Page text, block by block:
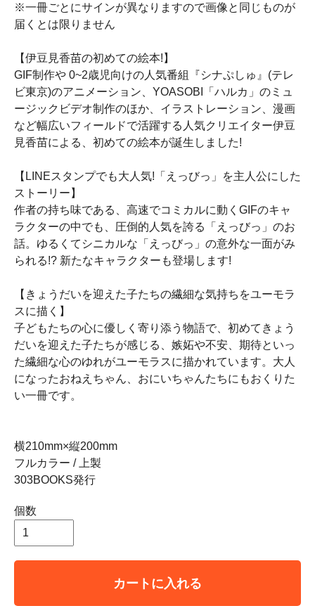
※一冊ごとにサインが異なりますので画像と同じものが
届くとは限りません
【伊豆見香苗の初めての絵本!】
GIF制作や 0~2歳児向けの人気番組『シナぷしゅ』(テレ
ビ東京)のアニメーション、YOASOBI「ハルカ」のミュ
ージックビデオ制作のほか、イラストレーション、漫画
など幅広いフィールドで活躍する人気クリエイター伊豆
見香苗による、初めての絵本が誕生しました!
【LINEスタンプでも大人気!「えっびっ」を主人公にした
ストーリー】
作者の持ち味である、高速でコミカルに動くGIFのキャ
ラクターの中でも、圧倒的人気を誇る「えっびっ」のお
話。ゆるくてシニカルな「えっびっ」の意外な一面がみ
られる!? 新たなキャラクターも登場します!
【きょうだいを迎えた子たちの繊細な気持ちをユーモラ
スに描く】
子どもたちの心に優しく寄り添う物語で、初めてきょう
だいを迎えた子たちが感じる、嫉妬や不安、期待といっ
た繊細な心のゆれがユーモラスに描かれています。大人
になったおねえちゃん、おにいちゃんたちにもおくりた
い一冊です。
横210mm×縦200mm
フルカラー / 上製
303BOOKS発行
個数
カートに入れる